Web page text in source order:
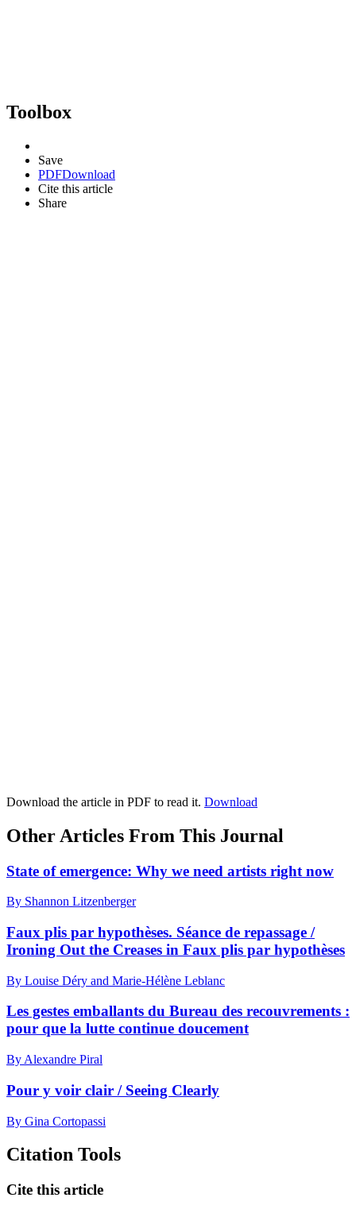
Toolbox
Save
PDFDownload
Cite this article
Share
Download the article in PDF to read it. Download
Other Articles From This Journal
State of emergence: Why we need artists right now
By Shannon Litzenberger
Faux plis par hypothèses. Séance de repassage /
Ironing Out the Creases in Faux plis par hypothèses
By Louise Déry and Marie-Hélène Leblanc
Les gestes emballants du Bureau des recouvrements :
pour que la lutte continue doucement
By Alexandre Piral
Pour y voir clair / Seeing Clearly
By Gina Cortopassi
Citation Tools
Cite this article